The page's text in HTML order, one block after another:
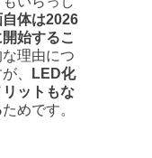
体は2026
始するこ
理由につ
、
LED化
ットもな
ためです。